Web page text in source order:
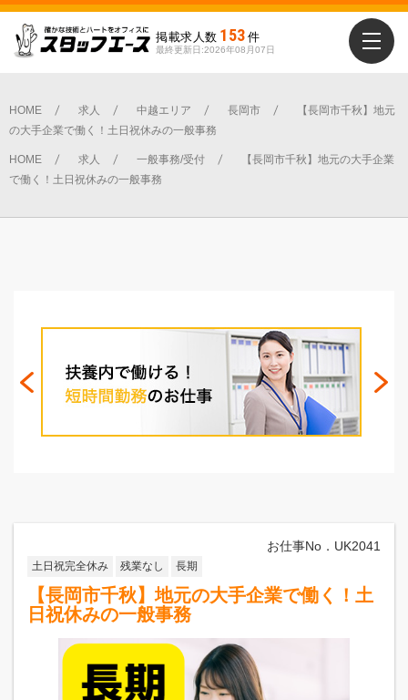
掲載求人数 153 件
最終更新日:2026年08月07日
HOME 求人 中越エリア 長岡市
【長岡市千秋】地元
の大手企業で働く！土日祝休みの一般事務
HOME 求人 一般事務/受付
【長岡市千秋】地元の大手企業
で働く！土日祝休みの一般事務
お仕事No．UK2041
土日祝完全休み 残業なし 長期
【長岡市千秋】地元の大手企業で働く！土
日祝休みの一般事務
勤務地を選ぶ
新潟市全域
中央区 北区 南区
秋葉区
西区 西蒲区
中越エリア
出雲崎町 刈羽村 小千谷市
柏崎市
糸魚川市
条件選択に戻る